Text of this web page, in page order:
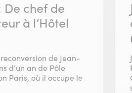
De chef de
à l’Hôtel
de Jean-
d’un an de Pôle
Paris, où il occupe le